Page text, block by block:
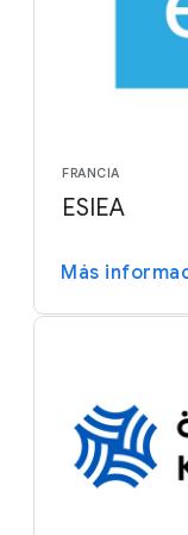
FRANCIA
ESIEA
Más